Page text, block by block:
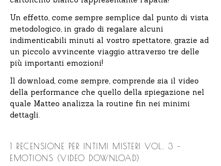
Un effetto, come sempre semplice dal punto di vista
metodologico, in grado di regalare alcuni
indimenticabili minuti al vostro spettatore, grazie ad
un piccolo avvincente viaggio attraverso tre delle
più importanti emozioni!
Il download, come sempre, comprende sia il video
della performance che quello della spiegazione nel
quale Matteo analizza la routine fin nei minimi
dettagli.
1 RECENSIONE PER
INTIMI MISTERI VOL. 3 –
EMOTIONS (VIDEO DOWNLOAD)